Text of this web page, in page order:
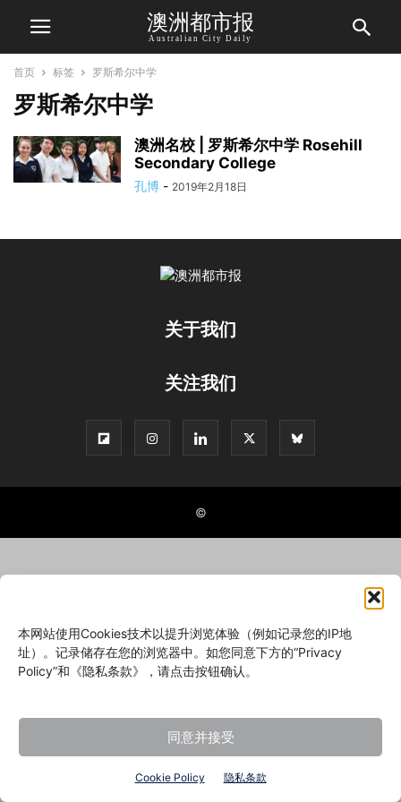
本网站使用Cookies技术以提升浏览体验（例如记录您的IP地
址）。记录储存在您的浏览器中。如您同意下方的“Privacy
Policy”和《隐私条款》，请点击按钮确认。
同意并接受
Cookie Policy 隐私条款
澳洲都市报
Australian City Daily
首页 标签 罗斯希尔中学
罗斯希尔中学
澳洲名校 | 罗斯希尔中学 Rosehill
Secondary College
孔博 - 2019年2月18日
关于我们
关注我们
©